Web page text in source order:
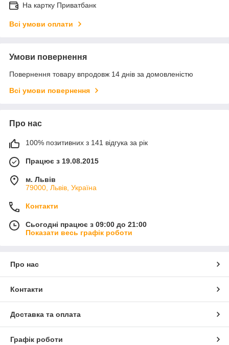
На картку Приватбанк
Всі умови оплати
Умови повернення
Повернення товару впродовж 14 днів за домовленістю
Всі умови повернення
Про нас
100% позитивних з 141 відгука за рік
Працює з 19.08.2015
м. Львів
79000, Львів, Україна
Контакти
Сьогодні працює з 09:00 до 21:00
Показати весь графік роботи
Про нас
Контакти
Доставка та оплата
Графік роботи